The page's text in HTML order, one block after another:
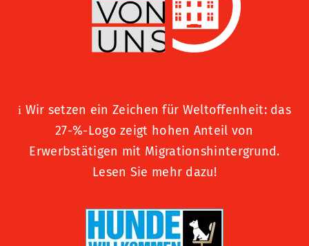
i Wir setzen ein Zeichen für Weltoffenheit: das
27-%-Logo zeigt hohen Anteil von
Erwerbstätigen mit Migrationshintergrund.
Lesen Sie mehr dazu!